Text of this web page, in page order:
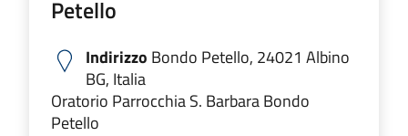
Petello
Indirizzo Bondo Petello, 24021 Albino
BG, Italia
Oratorio Parrocchia S. Barbara Bondo
Petello